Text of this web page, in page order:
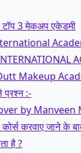
टॉप 3 मेकअप एकेडमी
Makeup
प्रश्न :-
by Manveen
करवाए जाने के
है ?